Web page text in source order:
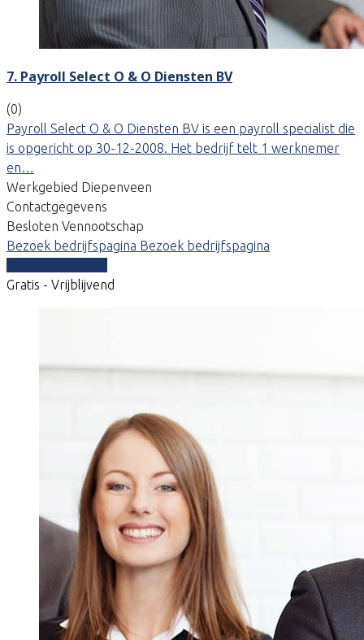
7. Payroll Select O & O Diensten BV
(0)
Payroll Select O & O Diensten BV is een payroll specialist die
is opgericht op 30-12-2008. Het bedrijf telt 1 werknemer
en…
Werkgebied Diepenveen
Contactgegevens
Besloten Vennootschap
Bezoek bedrijfspagina Bezoek bedrijfspagina
Gratis - Vrijblijvend